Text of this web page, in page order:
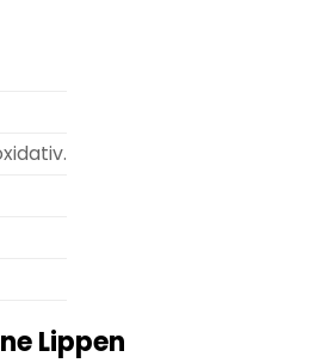
Lippen